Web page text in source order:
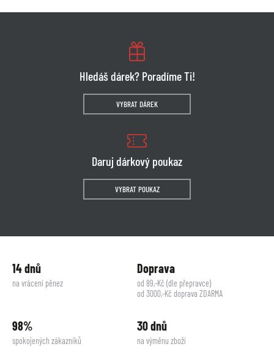
Hledáš dárek? Poradíme Ti!
VYBRAT DÁREK
Daruj dárkový poukaz
VYBRAT POUKAZ
14 dnů
na vrácení pěnez
Doprava
od 89,-Kč (dle přepravce)
od 3000,-Kč doprava ZDARMA
98%
spokojených zákazníků
30 dnů
na výměnu zboží